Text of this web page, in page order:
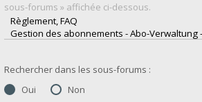
sous-forums » affichée ci-dessous.
Rechercher dans les sous-forums :
Oui
Non